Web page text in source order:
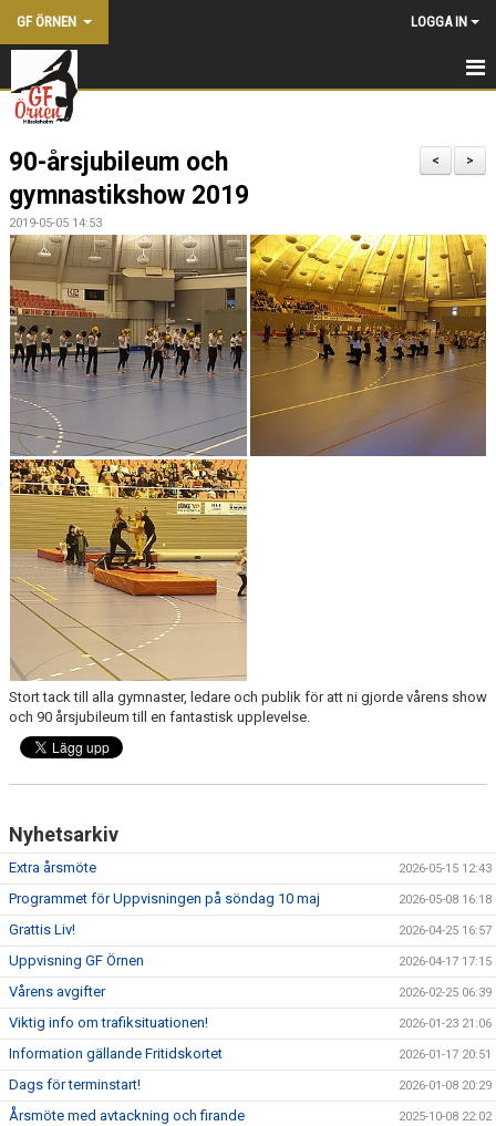
GF ÖRNEN LOGGA IN
HEM
NYHETER
KONTAKTA OSS
BLI MEDLEM
FÖRENINGEN
KALENDER
DOKUMENT
VÅRA LEDARE
SHOPPEN
MAJA BLOMQVIST STIPENDIUM
VANLIGA FRÅGOR
>
<
90-årsjubileum och
gymnastikshow 2019
2019-05-05 14:53
Stort tack till alla gymnaster, ledare och publik för att ni gjorde vårens show
och 90 årsjubileum till en fantastisk upplevelse.
Nyhetsarkiv
Extra årsmöte 2026-05-15 12:43
Programmet för Uppvisningen på söndag 10 maj 2026-05-08 16:18
Grattis Liv! 2026-04-25 16:57
Uppvisning GF Örnen 2026-04-17 17:15
Vårens avgifter 2026-02-25 06:39
Viktig info om trafiksituationen! 2026-01-23 21:06
Information gällande Fritidskortet 2026-01-17 20:51
Dags för terminstart! 2026-01-08 20:29
Årsmöte med avtackning och firande 2025-10-08 22:02